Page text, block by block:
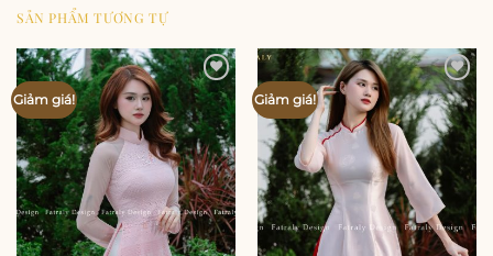
SẢN PHẨM TƯƠNG TỰ
Giảm giá!
Add to
wishlist
Giảm giá!
Add to
wishlist